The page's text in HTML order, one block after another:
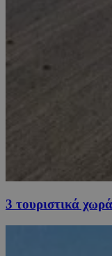
3 τουριστικά